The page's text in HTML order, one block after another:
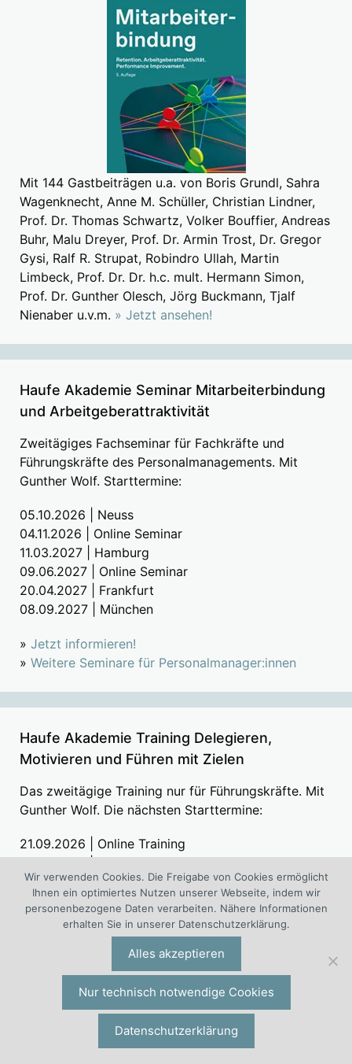
Mit 144 Gastbeiträgen u.a. von Boris Grundl, Sahra
Wagenknecht, Anne M. Schüller, Christian Lindner,
Prof. Dr. Thomas Schwartz, Volker Bouffier, Andreas
Buhr, Malu Dreyer, Prof. Dr. Armin Trost, Dr. Gregor
Gysi, Ralf R. Strupat, Robindro Ullah, Martin
Limbeck, Prof. Dr. Dr. h.c. mult. Hermann Simon,
Prof. Dr. Gunther Olesch, Jörg Buckmann, Tjalf
Nienaber u.v.m. » Jetzt ansehen!
Haufe Akademie Seminar Mitarbeiterbindung
und Arbeitgeberattraktivität
Zweitägiges Fachseminar für Fachkräfte und
Führungskräfte des Personalmanagements. Mit
Gunther Wolf. Starttermine:
05.10.2026 | Neuss
04.11.2026 | Online Seminar
11.03.2027 | Hamburg
09.06.2027 | Online Seminar
20.04.2027 | Frankfurt
08.09.2027 | München
» Jetzt informieren!
» Weitere Seminare für Personalmanager:innen
Haufe Akademie Training Delegieren,
Motivieren und Führen mit Zielen
Das zweitägige Training nur für Führungskräfte. Mit
Gunther Wolf. Die nächsten Starttermine:
21.09.2026 | Online Training
22.10.2026 | Hamburg
28.01.2027 | Online Training
15.03.2027 | München
29.04.2027 | Hilden bei Düsseldorf
15.09.2027 | Online Training
Jetzt informieren!
Weitere Führungsseminare und Führungstrainings
Wir verwenden Cookies. Die Freigabe von Cookies ermöglicht
Ihnen ein optimiertes Nutzen unserer Webseite, indem wir
personenbezogene Daten verarbeiten. Nähere Informationen
erhalten Sie in unserer Datenschutzerklärung.
Alles akzeptieren
Nur technisch notwendige Cookies
Datenschutzerklärung